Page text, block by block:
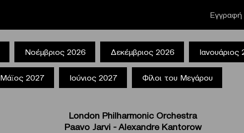
Εγγραφή
Νοέμβριος 2026 Δεκέμβριος 2026 Ιανουάριος
Μάϊος 2027 Ιούνιος 2027 Φίλοι του Μεγάρου
London Philharmonic Orchestra
Paavo Jarvi - Alexandre Kantorow